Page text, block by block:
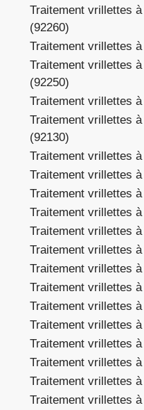
Traitement vrillettes
(92260)
Traitement vrillettes
Traitement vrillettes
(92250)
Traitement vrillettes
Traitement vrillettes
(92130)
Traitement vrillettes
Traitement vrillettes
Traitement vrillettes
Traitement vrillettes
Traitement vrillettes
Traitement vrillettes
Traitement vrillettes
Traitement vrillettes
Traitement vrillettes
Traitement vrillettes
Traitement vrillettes
Traitement vrillettes
Traitement vrillettes
Traitement vrillettes